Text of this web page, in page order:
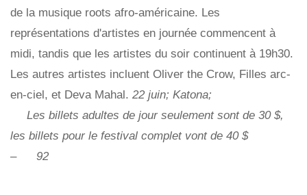
de la musique roots afro-américaine. Les
représentations d'artistes en journée commencent à
midi, tandis que les artistes du soir continuent à 19h30.
Les autres artistes incluent Oliver the Crow, Filles arc-
en-ciel, et Deva Mahal. 22 juin; Katona;
Les billets adultes de jour seulement sont de 30 $,
les billets pour le festival complet vont de 40 $
–
92